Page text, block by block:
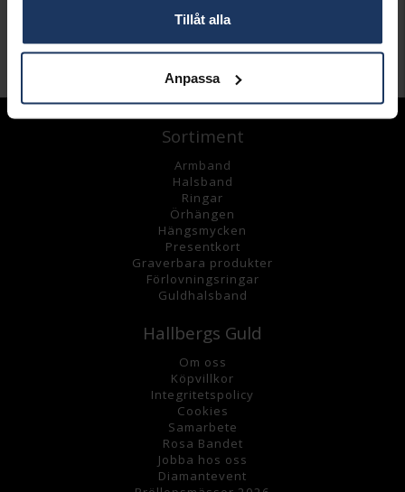
Tillåt alla
Anpassa
Guldpläterat,Brass
Andra köpte även
Sortiment
Armband
Halsband
Ringar
Örhängen
Hängsmycken
Presentkort
Graverbara produkter
Förlovningsringar
Guldhalsband
Hallbergs Guld
Om oss
Köpvillkor
Integritetspolicy
Cookies
Samarbete
Rosa Bandet
Jobba hos oss
Diamantevent